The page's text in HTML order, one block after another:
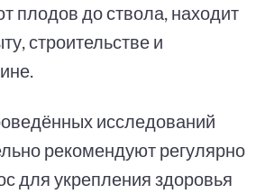
плодов до ствола, находит
строительстве и
исследований
рекомендуют регулярно
для укрепления здоровья